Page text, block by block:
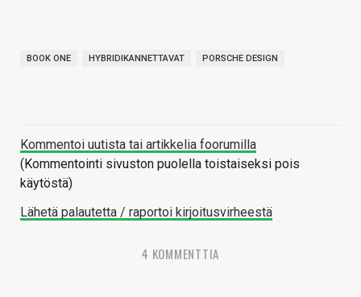
BOOK ONE HYBRIDIKANNETTAVAT PORSCHE DESIGN
Kommentoi uutista tai artikkelia foorumilla
(Kommentointi sivuston puolella toistaiseksi pois
käytöstä)
Lähetä palautetta / raportoi kirjoitusvirheestä
4 KOMMENTTIA